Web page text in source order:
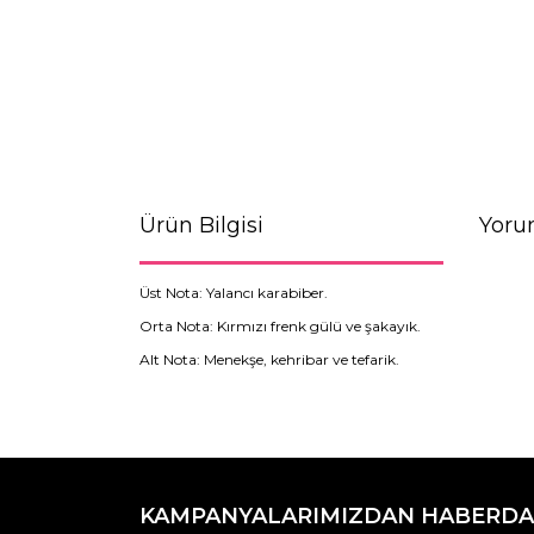
Ürün Bilgisi
Üst Nota: Yalancı karabiber.
Orta Nota: Kırmızı frenk gülü ve şakayık.
Alt Nota: Menekşe, kehribar ve tefarik.
Görüş ve önerileriniz için teşekkür ederiz.
Ürün resmi kalitesiz, bozuk veya
KAMPANYALARIMIZDAN